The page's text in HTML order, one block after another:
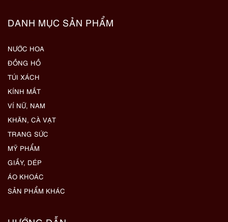
DANH MỤC SẢN PHẨM
NƯỚC HOA
ĐỒNG HỒ
TÚI XÁCH
KÍNH MẮT
VÍ NỮ, NAM
KHĂN, CÀ VẠT
TRANG SỨC
MỸ PHẨM
GIẦY, DÉP
ÁO KHOÁC
SẢN PHẨM KHÁC